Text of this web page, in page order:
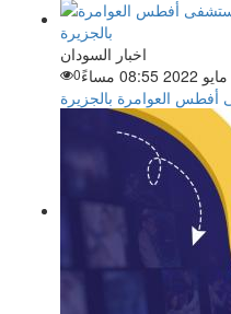
اخبار السودان
0
العوامرة بالجزيرة